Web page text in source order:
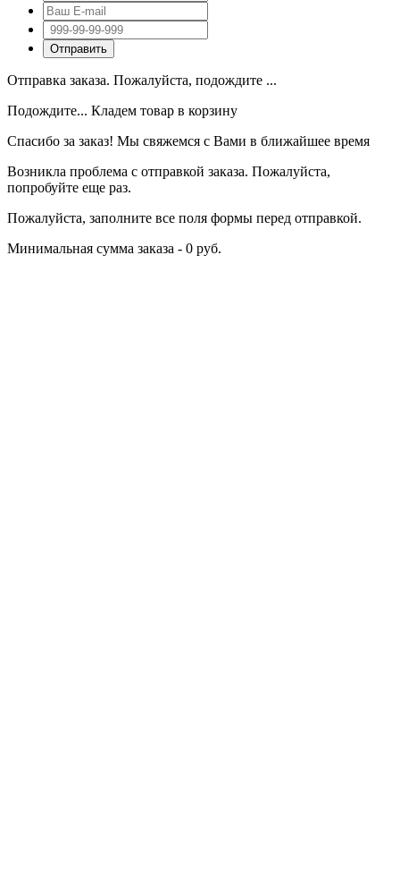
Отправка заказа. Пожалуйста, подождите ...
Подождите... Кладем товар в корзину
Спасибо за заказ! Мы свяжемся с Вами в ближайшее время
Возникла проблема с отправкой заказа. Пожалуйста,
попробуйте еще раз.
Пожалуйста, заполните все поля формы перед отправкой.
Минимальная сумма заказа - 0 руб.